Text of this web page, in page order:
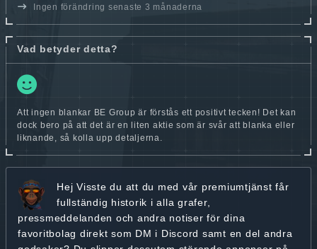
Ingen förändring senaste 3 månaderna
Vad betyder detta?
Att ingen blankar BE Group är förstås ett positivt tecken! Det kan
dock bero på att det är en liten aktie som är svår att blanka eller
liknande, så kolla upp detaljerna.
Hej Visste du att du med vår premiumtjänst får
fullständig historik i alla grafer,
pressmeddelanden och andra notiser för dina
favoritbolag direkt som DM i Discord samt en del andra